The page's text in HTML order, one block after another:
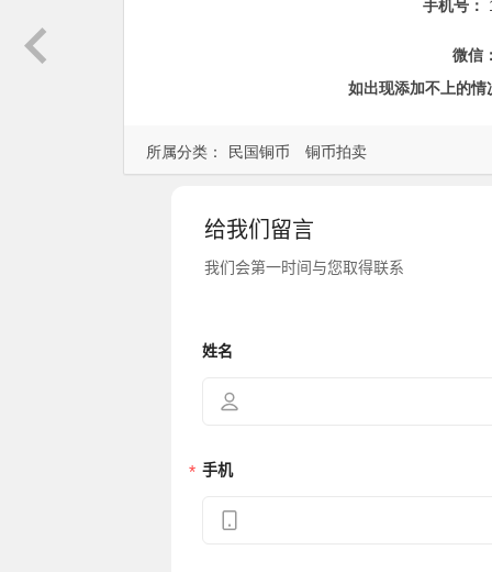
所属分类： 民国铜币 铜币拍卖
手机号：
微信
如出现添加不上的